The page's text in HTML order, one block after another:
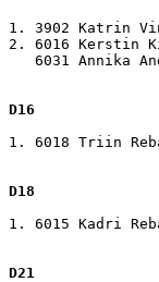
1. 3902 Katrin
2. 6016
6031 Annika
D16
1. 6018 Triin
D18
1. 6015 Kadri
D21